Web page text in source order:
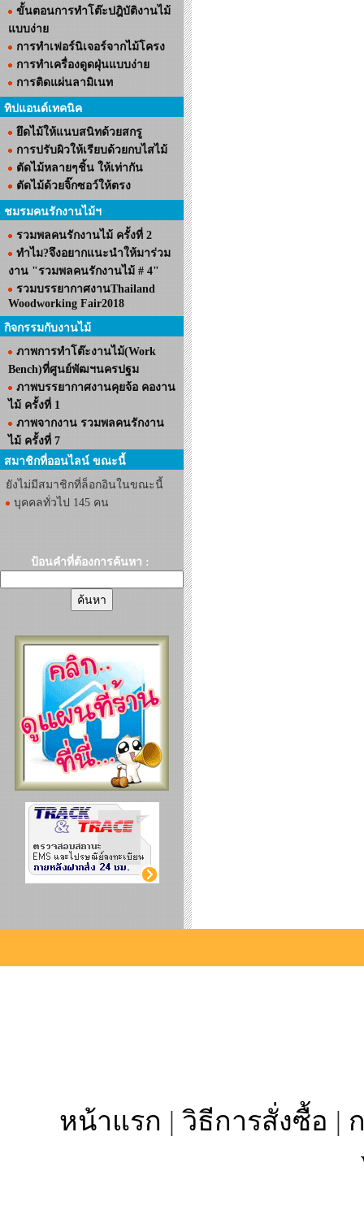
ขั้นตอนการทำโต๊ะปฎิบัติงานไม้
แบบง่าย
การทำเฟอร์นิเจอร์จากไม้โครง
การทำเครื่องดูดฝุ่นแบบง่าย
การติดแผ่นลามิเนท
ทิปแอนด์เทคนิค
ยึดไม้ให้แนบสนิทด้วยสกรู
การปรับผิวให้เรียบด้วยกบไสไม้
ตัดไม้หลายๆชิ้น ให้เท่ากัน
ตัดไม้ด้วยจิ๊กซอว์ให้ตรง
ชมรมคนรักงานไม้ฯ
รวมพลคนรักงานไม้ ครั้งที่ 2
ทำไม?จึงอยากแนะนำให้มาร่วม
งาน "รวมพลคนรักงานไม้ # 4"
รวมบรรยากาศงานThailand
Woodworking Fair2018
กิจกรรมกับงานไม้
ภาพการทำโต๊ะงานไม้(Work
Bench)ที่ศูนย์พัฒฯนครปฐม
ภาพบรรยากาศงานคุยจ้อ คองาน
ไม้ ครั้งที่ 1
ภาพจากงาน รวมพลคนรักงาน
ไม้ ครั้งที่ 7
สมาชิกที่ออนไลน์ ขณะนี้
ยังไม่มีสมาชิกที่ล็อกอินในขณะนี้
บุคคลทั่วไป 145 คน
ป้อนคำที่ต้องการค้นหา :
หน้าแรก | วิธีการสั่งซื้อ |